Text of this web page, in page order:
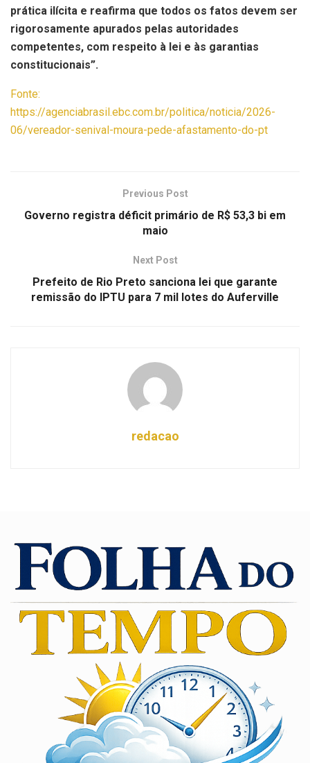
prática ilícita e reafirma que todos os fatos devem ser
rigorosamente apurados pelas autoridades
competentes, com respeito à lei e às garantias
constitucionais”.
Fonte:
https://agenciabrasil.ebc.com.br/politica/noticia/2026-
06/vereador-senival-moura-pede-afastamento-do-pt
Previous Post
Governo registra déficit primário de R$ 53,3 bi em
maio
Next Post
Prefeito de Rio Preto sanciona lei que garante
remissão do IPTU para 7 mil lotes do Auferville
redacao